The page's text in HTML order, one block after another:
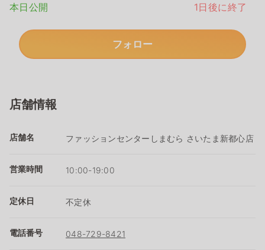
本日公開
1日後に終了
フォロー
店舗情報
店舗名 ファッションセンターしまむら さいたま新都心店
営業時間 10:00-19:00
定休日 不定休
電話番号 048-729-8421